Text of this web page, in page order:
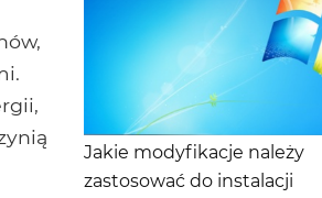
Jakie modyfikacje należy
zastosować do instalacji